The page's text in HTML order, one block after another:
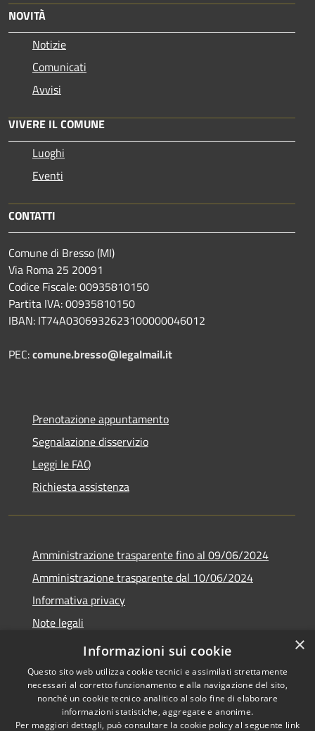
NOVITÀ
Notizie
Comunicati
Avvisi
VIVERE IL COMUNE
Luoghi
Eventi
CONTATTI
Comune di Bresso (MI)
Via Roma 25 20091
Codice Fiscale: 00935810150
Partita IVA: 00935810150
IBAN: IT74A0306932623100000046012
PEC:comune.bresso@legalmail.it
Prenotazione appuntamento
Segnalazione disservizio
Leggi le FAQ
Richiesta assistenza
Amministrazione trasparente fino al 09/06/2024
Amministrazione trasparente dal 10/06/2024
Informativa privacy
Note legali
Dichiarazione di accessibilità
Copyright © 2026 • Città di
×
Informazioni sui cookie
Questo sito web utilizza cookie tecnici e assimilati strettamente
necessari al corretto funzionamento e alla navigazione del sito,
nonché un cookie tecnico analitico al solo fine di elaborare
informazioni statistiche, aggregate e anonime.
Per maggiori dettagli, può consultare la cookie policy al seguente link